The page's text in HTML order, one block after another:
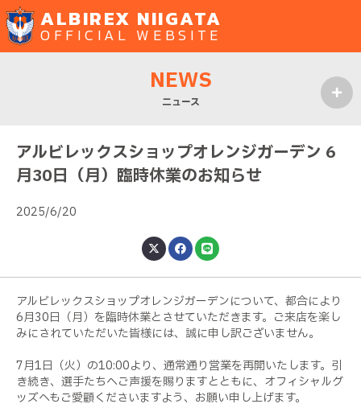
ALBIREX NIIGATA
OFFICIAL WEBSITE
NEWS
ニュース
アルビレックスショップオレンジガーデン 6
月30日（月）臨時休業のお知らせ
2025/6/20
アルビレックスショップオレンジガーデンについて、都合により
6月30日（月）を臨時休業とさせていただきます。ご来店を楽し
みにされていただいた皆様には、誠に申し訳ございません。
7月1日（火）の10:00より、通常通り営業を再開いたします。引
き続き、選手たちへご声援を賜りますとともに、オフィシャルグ
ッズへもご愛顧くださいますよう、お願い申し上げます。